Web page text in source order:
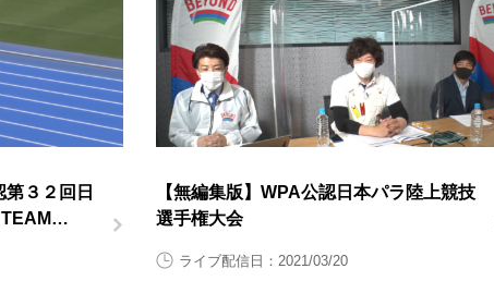
第３２回日
【無編集版】WPA公認日本パラ陸上競技
選手権大会
ライブ配信日：2021/03/20